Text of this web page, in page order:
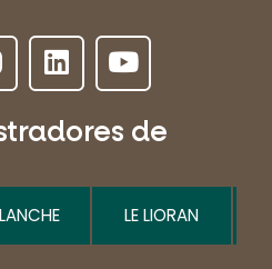
de
LE LIORAN